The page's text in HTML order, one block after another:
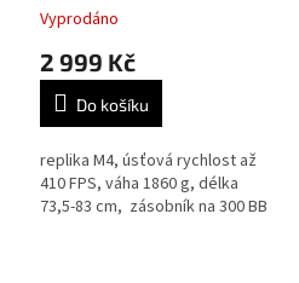
Vyprodáno
2 999 Kč
Do košíku
replika M4, úsťová rychlost až
410 FPS, váha 1860 g, délka
73,5-83 cm, zásobník na 300 BB